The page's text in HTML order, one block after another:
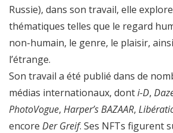
Russie), dans son travail, elle
thématiques telles que le regard
non-humain, le genre, le plaisir,
l’étrange.
Son travail a été publié dans de
médias internationaux, donti-D,
PhotoVogue, Harper’s BAZAAR,
encore Der Greif. Ses NFTs figurent